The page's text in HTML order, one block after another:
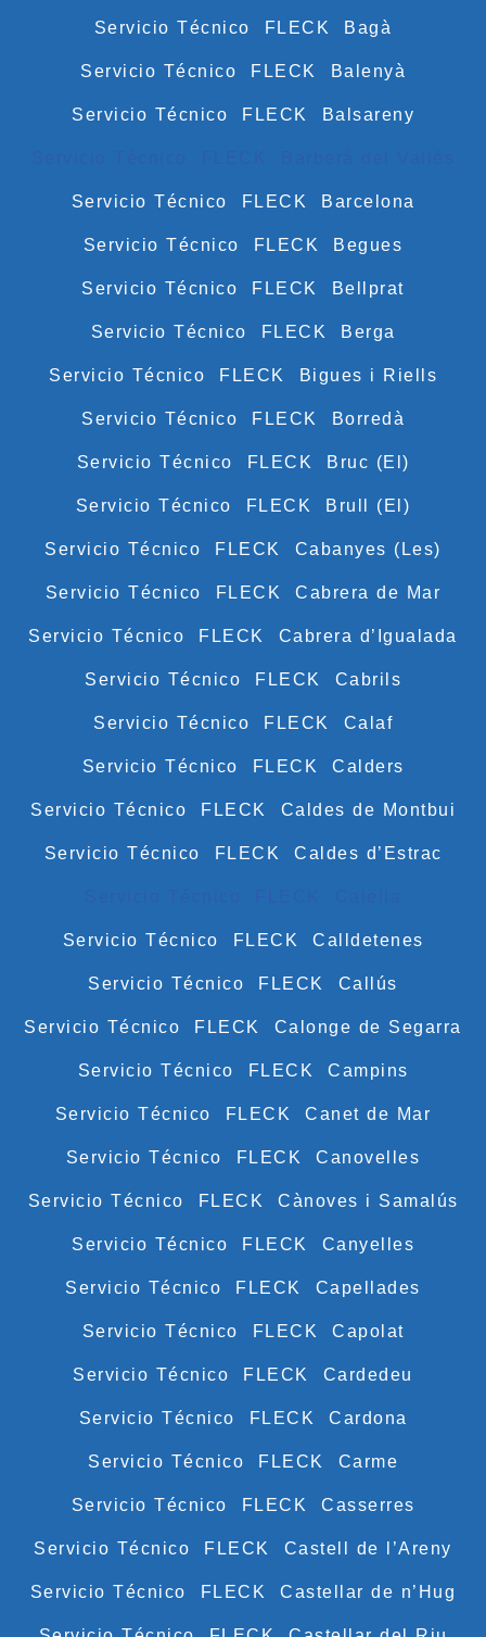
Servicio Técnico FLECK Bagà
Servicio Técnico FLECK Balenyà
Servicio Técnico FLECK Balsareny
Servicio Técnico FLECK Barcelona
Servicio Técnico FLECK Begues
Servicio Técnico FLECK Bellprat
Servicio Técnico FLECK Berga
Servicio Técnico FLECK Bigues i Riells
Servicio Técnico FLECK Borredà
Servicio Técnico FLECK Bruc (El)
Servicio Técnico FLECK Brull (El)
Servicio Técnico FLECK Cabanyes (Les)
Servicio Técnico FLECK Cabrera de Mar
Servicio Técnico FLECK Cabrera d’Igualada
Servicio Técnico FLECK Cabrils
Servicio Técnico FLECK Calaf
Servicio Técnico FLECK Calders
Servicio Técnico FLECK Caldes de Montbui
Servicio Técnico FLECK Caldes d’Estrac
Servicio Técnico FLECK Calldetenes
Servicio Técnico FLECK Callús
Servicio Técnico FLECK Calonge de Segarra
Servicio Técnico FLECK Campins
Servicio Técnico FLECK Canet de Mar
Servicio Técnico FLECK Canovelles
Servicio Técnico FLECK Cànoves i Samalús
Servicio Técnico FLECK Canyelles
Servicio Técnico FLECK Capellades
Servicio Técnico FLECK Capolat
Servicio Técnico FLECK Cardedeu
Servicio Técnico FLECK Cardona
Servicio Técnico FLECK Carme
Servicio Técnico FLECK Casserres
Servicio Técnico FLECK Castell de l’Areny
Servicio Técnico FLECK Castellar de n’Hug